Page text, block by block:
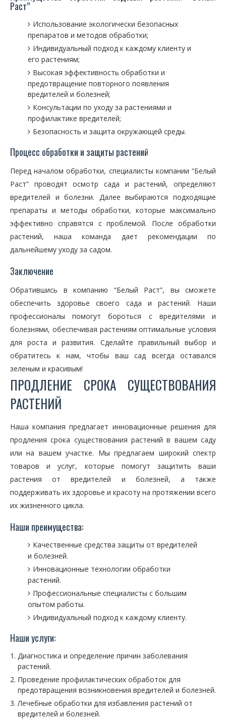
Раст”
Использование экологически безопасных
препаратов и методов обработки;
Индивидуальный подход к каждому клиенту и
его растениям;
Высокая эффективность обработки и
предотвращение повторного появления
вредителей и болезней;
Консультации по уходу за растениями и
профилактике вредителей;
Безопасность и защита окружающей среды.
Процесс обработки и защиты растений
Перед началом обработки, специалисты компании “Белый
Раст” проводят осмотр сада и растений, определяют
вредителей и болезни. Далее выбираются подходящие
препараты и методы обработки, которые максимально
эффективно справятся с проблемой. После обработки
растений, наша команда дает рекомендации по
дальнейшему уходу за садом.
Заключение
Обратившись в компанию “Белый Раст”, вы сможете
обеспечить здоровье своего сада и растений. Наши
профессионалы помогут бороться с вредителями и
болезнями, обеспечивая растениям оптимальные условия
для роста и развития. Сделайте правильный выбор и
обратитесь к нам, чтобы ваш сад всегда оставался
зеленым и красивым!
ПРОДЛЕНИЕ СРОКА СУЩЕСТВОВАНИЯ
РАСТЕНИЙ
Наша компания предлагает инновационные решения для
продления срока существования растений в вашем саду
или на вашем участке. Мы предлагаем широкий спектр
товаров и услуг, которые помогут защитить ваши
растения от вредителей и болезней, а также
поддерживать их здоровье и красоту на протяжении всего
их жизненного цикла.
Наши преимущества:
Качественные средства защиты от вредителей
и болезней.
Инновационные технологии обработки
растений.
Профессиональные специалисты с большим
опытом работы.
Индивидуальный подход к каждому клиенту.
Наши услуги:
Диагностика и определение причин заболевания
растений.
Проведение профилактических обработок для
предотвращения возникновения вредителей и болезней.
Лечебные обработки для избавления растений от
вредителей и болезней.